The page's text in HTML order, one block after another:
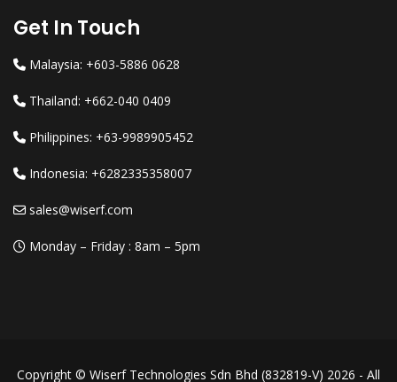
Get In Touch
Malaysia: +603-5886 0628
Thailand: +662-040 0409
Philippines: +63-9989905452
Indonesia: +6282335358007
sales@wiserf.com
Monday – Friday : 8am – 5pm
Copyright © Wiserf Technologies Sdn Bhd (832819-V) 2026 - All